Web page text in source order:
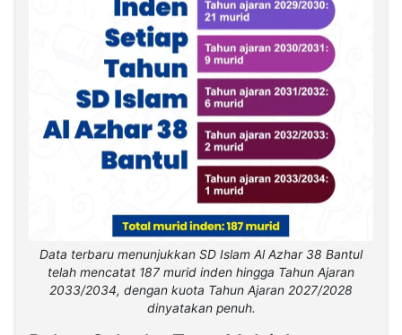
Data terbaru menunjukkan SD Islam Al Azhar 38 Bantul
telah mencatat 187 murid inden hingga Tahun Ajaran
2033/2034, dengan kuota Tahun Ajaran 2027/2028
dinyatakan penuh.